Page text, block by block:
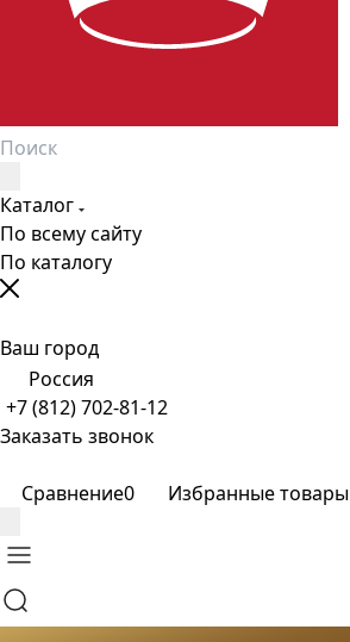
Каталог
По всему сайту
По каталогу
Ваш город
Россия
+7 (812) 702-81-12
Заказать звонок
Сравнение0 Избранные товары